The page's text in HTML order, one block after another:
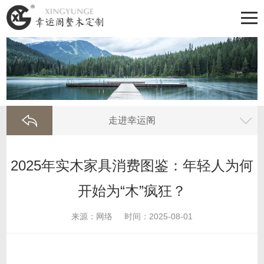
走进幸运阁
2025年实木家具消费图鉴：年轻人为何
开始为“木”疯狂？
来源：网络 时间：2025-08-01